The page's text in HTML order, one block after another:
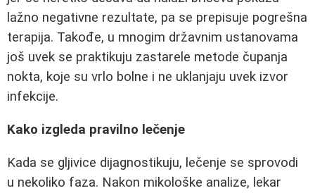
lažno negativne rezultate, pa se prepisuje pogrešna
terapija. Takođe, u mnogim državnim ustanovama
još uvek se praktikuju zastarele metode čupanja
nokta, koje su vrlo bolne i ne uklanjaju uvek izvor
infekcije.
Kako izgleda pravilno lečenje
Kada se gljivice dijagnostikuju, lečenje se sprovodi
u nekoliko faza. Nakon mikološke analize, lekar